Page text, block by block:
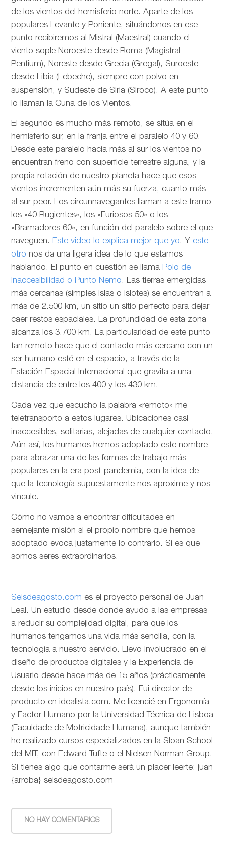
de los vientos del hemisferio norte. Aparte de los
populares Levante y Poniente, situándonos en ese
punto recibiremos al Mistral (Maestral) cuando el
viento sople Noroeste desde Roma (Magistral
Pentium), Noreste desde Grecia (Gregal), Suroeste
desde Libia (Lebeche), siempre con polvo en
suspensión, y Sudeste de Siria (Siroco). A este punto
lo llaman la Cuna de los Vientos.
El segundo es mucho más remoto, se sitúa en el
hemisferio sur, en la franja entre el paralelo 40 y 60.
Desde este paralelo hacia más al sur los vientos no
encuentran freno con superficie terrestre alguna, y la
propia rotación de nuestro planeta hace que esos
vientos incrementen aún más su fuerza, cuanto más
al sur peor. Los circunnavegantes llaman a este tramo
los «40 Rugientes», los «Furiosos 50» o los
«Bramadores 60», en función del paralelo sobre el que
naveguen. Este video lo explica mejor que yo. Y este
otro nos da una ligera idea de lo que estamos
hablando. El punto en cuestión se llama Polo de
Inaccesibilidad o Punto Nemo. Las tierras emergidas
más cercanas (simples islas o islotes) se encuentran a
más de 2.500 km, un sitio un sitio perfecto para dejar
caer restos espaciales. La profundidad de esta zona
alcanza los 3.700 km. La particularidad de este punto
tan remoto hace que el contacto más cercano con un
ser humano esté en el espacio, a través de la
Estación Espacial Internacional que gravita a una
distancia de entre los 400 y los 430 km.
Cada vez que escucho la palabra «remoto» me
teletransporto a estos lugares. Ubicaciones casi
inaccesibles, solitarias, alejadas de cualquier contacto.
Aún así, los humanos hemos adoptado este nombre
para abrazar una de las formas de trabajo más
populares en la era post-pandemia, con la idea de
que la tecnología supuestamente nos aproxime y nos
vincule.
Cómo no vamos a encontrar dificultades en
semejante misión si el propio nombre que hemos
adoptado evoca justamente lo contrario. Si es que
somos seres extraordinarios.
—
Seisdeagosto.com es el proyecto personal de Juan
Leal. Un estudio desde donde ayudo a las empresas
a reducir su complejidad digital, para que los
humanos tengamos una vida más sencilla, con la
tecnología a nuestro servicio. Llevo involucrado en el
diseño de productos digitales y la Experiencia de
Usuario desde hace más de 15 años (prácticamente
desde los inicios en nuestro país). Fui director de
producto en idealista.com. Me licencié en Ergonomía
y Factor Humano por la Universidad Técnica de Lisboa
(Faculdade de Motricidade Humana), aunque también
he realizado cursos especializados en la Sloan School
del MIT, con Edward Tufte o el Nielsen Norman Group.
Si tienes algo que contarme será un placer leerte: juan
{arroba} seisdeagosto.com
NO HAY COMENTARIOS